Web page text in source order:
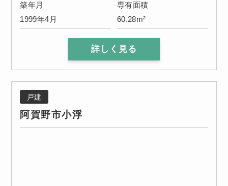
築年月
1999年4月
専有面積
60.28m²
詳しく見る
戸建
阿賀野市小浮